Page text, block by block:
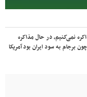
نمی‌کنیم، در حال مذاکره
برجام به سود ایران بود آمریکا